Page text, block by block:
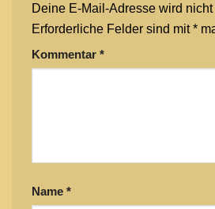
Deine E-Mail-Adresse wird
Erforderliche Felder sind mit*
Kommentar *
Name *